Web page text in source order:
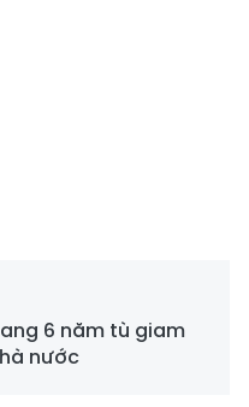
6 năm tù giam
nước